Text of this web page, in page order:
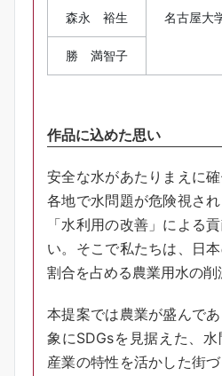
名古屋大
森永 裕生
勝 満智子
作品に込めた思い
安全な水があたりまえに
各地で水問題が危険視され
「水利用の改善」による
い。そこで私たちは、日
割合を占める農業用水の削
本提案では農業が盛んで
象にSDGsを見据えた、
産業の特性を活かした街